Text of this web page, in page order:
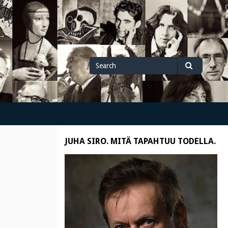
Search
for
Search
JUHA SIRO. MITÄ TAPAHTUU TODELLA.